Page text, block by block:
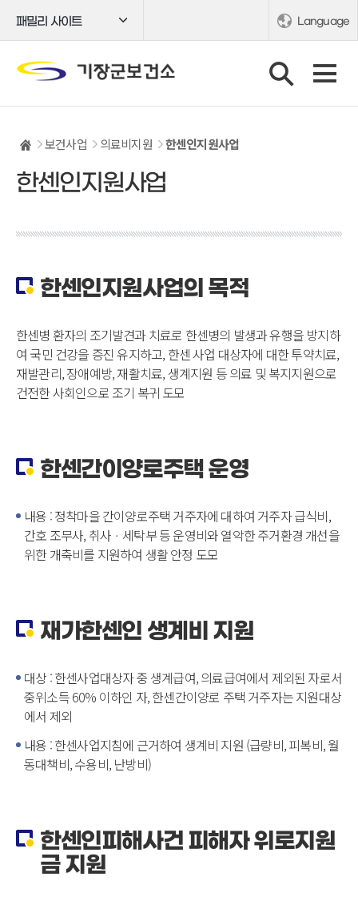
패밀리 사이트 Language
보건사업 의료비지원 한센인지원사업
한센인지원사업
한센인지원사업의 목적
한센병 환자의 조기발견과 치료로 한센병의 발생과 유행을 방지하
여 국민 건강을 증진 유지하고, 한센 사업 대상자에 대한 투약치료,
재발관리, 장애예방, 재활치료, 생계지원 등 의료 및 복지지원으로
건전한 사회인으로 조기 복귀 도모
한센간이양로주택 운영
내용 : 정착마을 간이양로주택 거주자에 대하여 거주자 급식비,
간호 조무사, 취사ㆍ세탁부 등 운영비와 열악한 주거환경 개선을
위한 개축비를 지원하여 생활 안정 도모
재가한센인 생계비 지원
대상 : 한센사업대상자 중 생계급여, 의료급여에서 제외된 자로서
중위소득 60% 이하인 자, 한센간이양로 주택 거주자는 지원대상
에서 제외
내용 : 한센사업지침에 근거하여 생계비 지원 (급량비, 피복비, 월
동대책비, 수용비, 난방비)
한센인피해사건 피해자 위로지원
금 지원